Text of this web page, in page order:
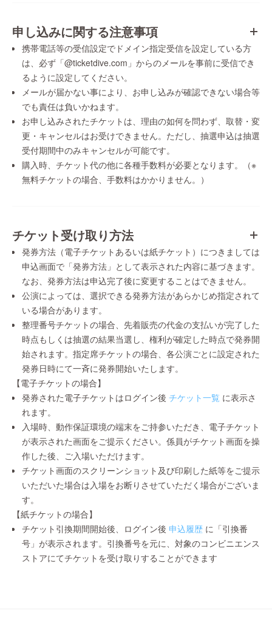
申し込みに関する注意事項
携帯電話等の受信設定でドメイン指定受信を設定している方
は、必ず「@ticketdive.com」からのメールを事前に受信でき
るように設定してください。
メールが届かない事により、お申し込みが確認できない場合等
でも責任は負いかねます。
お申し込みされたチケットは、理由の如何を問わず、取替・変
更・キャンセルはお受けできません。ただし、抽選申込は抽選
受付期間中のみキャンセルが可能です。
購入時、チケット代の他に各種手数料が必要となります。（※
無料チケットの場合、手数料はかかりません。）
チケット受け取り方法
発券方法（電子チケットあるいは紙チケット）につきましては
申込画面で「発券方法」として表示された内容に基づきます。
なお、発券方法は申込完了後に変更することはできません。
公演によっては、選択できる発券方法があらかじめ指定されて
いる場合があります。
整理番号チケットの場合、先着販売の代金の支払いが完了した
時点もしくは抽選の結果当選し、権利が確定した時点で発券開
始されます。指定席チケットの場合、各公演ごとに設定された
発券日時にて一斉に発券開始いたします。
【電子チケットの場合】
発券された電子チケットはログイン後 チケット一覧 に表示さ
れます。
入場時、動作保証環境の端末をご持参いただき、電子チケット
が表示された画面をご提示ください。係員がチケット画面を操
作した後、ご入場いただけます。
チケット画面のスクリーンショット及び印刷した紙等をご提示
いただいた場合は入場をお断りさせていただく場合がございま
す。
【紙チケットの場合】
チケット引換期間開始後、ログイン後 申込履歴 に「引換番
号」が表示されます。引換番号を元に、対象のコンビニエンス
ストアにてチケットを受け取りすることができます